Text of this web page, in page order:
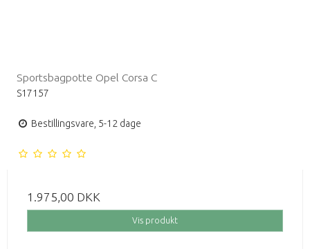
Sportsbagpotte Opel Corsa C
S17157
Bestillingsvare, 5-12 dage
1.975,00 DKK
Vis produkt